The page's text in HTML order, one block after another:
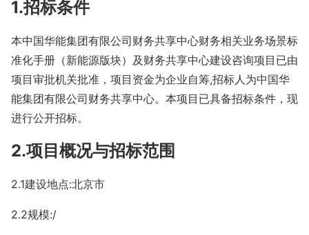
1.招标条件
本中国华能集团有限公司财务共享中心财务相关业务场景标
准化手册（新能源版块）及财务共享中心建设咨询项目已由
项目审批机关批准，项目资金为企业自筹,招标人为中国华
能集团有限公司财务共享中心。本项目已具备招标条件，现
进行公开招标。
2.项目概况与招标范围
2.1建设地点:北京市
2.2规模:/